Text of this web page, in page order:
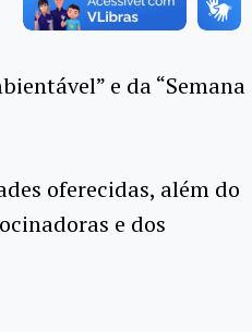
e da “Semana
oferecidas, além do
e dos